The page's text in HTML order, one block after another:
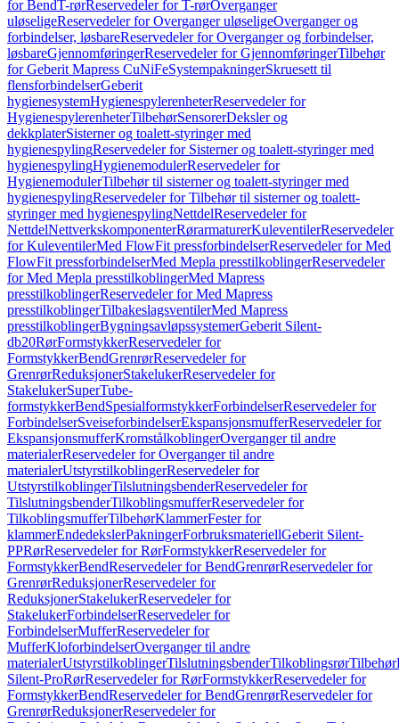
for BendT-rørReservedeler for T-rørOverganger
uløseligeReservedeler for Overganger uløseligeOverganger og
forbindelser, løsbareReservedeler for Overganger og forbindelser,
løsbareGjennomføringerReservedeler for GjennomføringerTilbehør
for Geberit Mapress CuNiFeSystempakningerSkruesett til
flensforbindelserGeberit
hygienesystemHygienespylerenheterReservedeler for
HygienespylerenheterTilbehørSensorerDeksler og
dekkplaterSisterner og toalett-styringer med
hygienespylingReservedeler for Sisterner og toalett-styringer med
hygienespylingHygienemodulerReservedeler for
HygienemodulerTilbehør til sisterner og toalett-styringer med
hygienespylingReservedeler for Tilbehør til sisterner og toalett-
styringer med hygienespylingNettdelReservedeler for
NettdelNettverkskomponenterRørarmaturerKuleventilerReservedeler
for KuleventilerMed FlowFit pressforbindelserReservedeler for Med
FlowFit pressforbindelserMed Mepla presstilkoblingerReservedeler
for Med Mepla presstilkoblingerMed Mapress
presstilkoblingerReservedeler for Med Mapress
presstilkoblingerTilbakeslagsventilerMed Mapress
presstilkoblingerBygningsavløpssystemerGeberit Silent-
db20RørFormstykkerReservedeler for
FormstykkerBendGrenrørReservedeler for
GrenrørReduksjonerStakelukerReservedeler for
StakelukerSuperTube-
formstykkerBendSpesialformstykkerForbindelserReservedeler for
ForbindelserSveiseforbindelserEkspansjonsmufferReservedeler for
EkspansjonsmufferKromstålkoblingerOverganger til andre
materialerReservedeler for Overganger til andre
materialerUtstyrstilkoblingerReservedeler for
UtstyrstilkoblingerTilslutningsbenderReservedeler for
TilslutningsbenderTilkoblingsmufferReservedeler for
TilkoblingsmufferTilbehørKlammerFester for
klammerEndedekslerPakningerForbruksmateriellGeberit Silent-
PPRørReservedeler for RørFormstykkerReservedeler for
FormstykkerBendReservedeler for BendGrenrørReservedeler for
GrenrørReduksjonerReservedeler for
ReduksjonerStakelukerReservedeler for
StakelukerForbindelserReservedeler for
ForbindelserMufferReservedeler for
MufferKloforbindelserOverganger til andre
materialerUtstyrstilkoblingerTilslutningsbenderTilkoblingsrørTilbehør
Silent-ProRørReservedeler for RørFormstykkerReservedeler for
FormstykkerBendReservedeler for BendGrenrørReservedeler for
GrenrørReduksjonerReservedeler for